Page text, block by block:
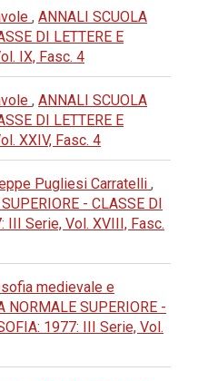
, ANNALI SCUOLA
DI LETTERE E
IX, Fasc. 4
, ANNALI SCUOLA
DI LETTERE E
XXIV, Fasc. 4
Pugliesi Carratelli ,
- CLASSE DI
III Serie, Vol. XVIII, Fasc.
medievale e
NORMALE SUPERIORE -
1977: III Serie, Vol.